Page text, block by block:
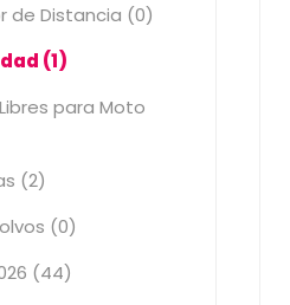
de Distancia (0)
(1)
para Moto
(2)
(0)
(44)